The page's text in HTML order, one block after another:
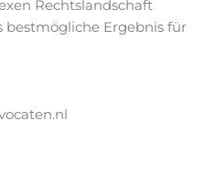
Rechtslandschaft
Ergebnis für